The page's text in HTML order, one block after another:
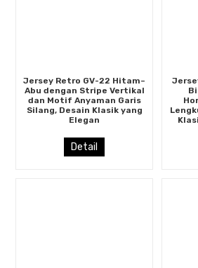
Jersey Retro GV-22 Hitam–
Abu dengan Stripe Vertikal
dan Motif Anyaman Garis
Silang, Desain Klasik yang
Elegan
Detail